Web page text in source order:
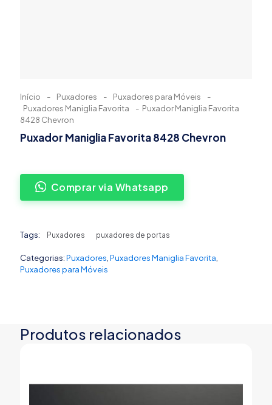
Início - Puxadores - Puxadores para Móveis
-
Puxadores Maniglia Favorita
- Puxador Maniglia Favorita
8428 Chevron
Puxador Maniglia Favorita 8428 Chevron
Comprar via Whatsapp
Tags: Puxadores puxadores de portas
Categorias:Puxadores Puxadores Maniglia Favorita
Puxadores para Móveis
Produtos relacionados